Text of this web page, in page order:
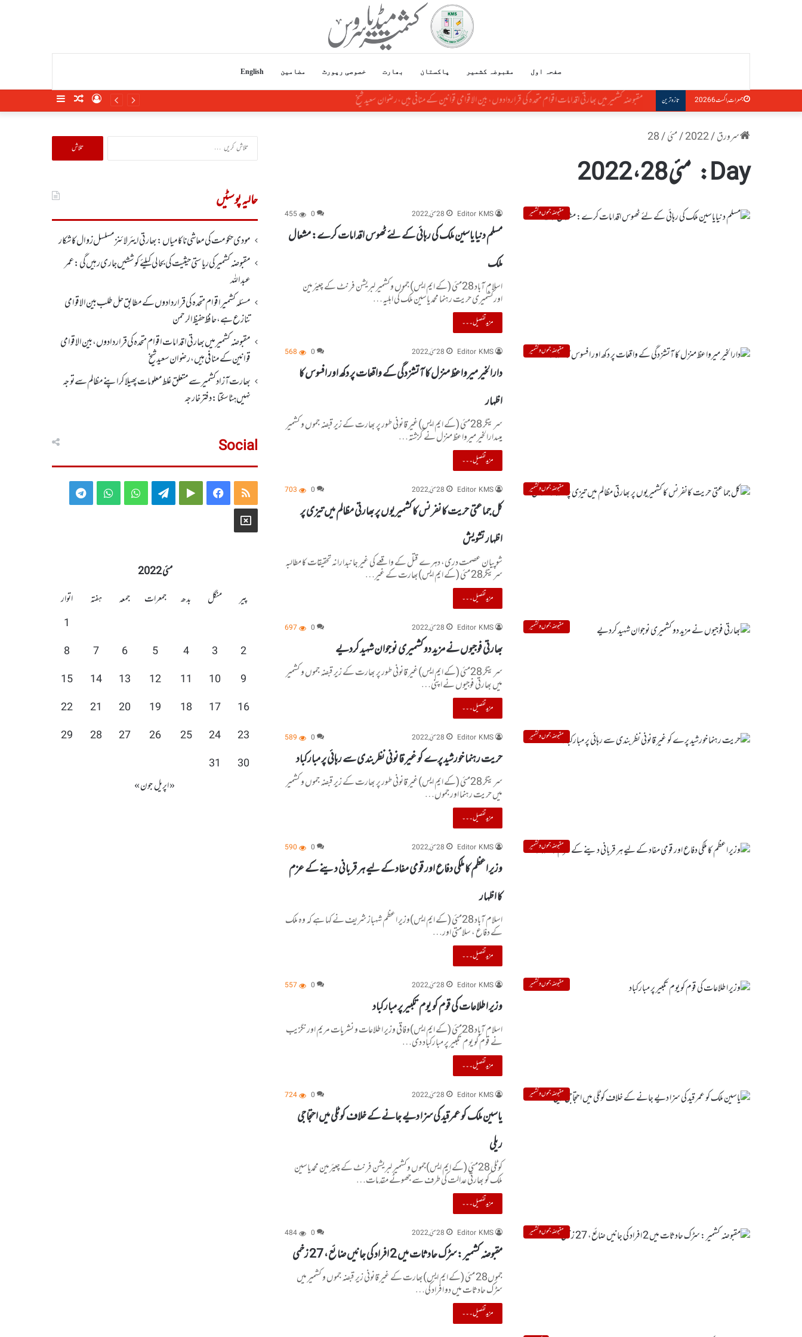
صفحہ اول مقبوضہ کشمیر پاکستان بھارت خصوصی رپورٹ مضامین English
جمعرات, اگست 6 2026 تازہ ترین مقبوضہ کشمیر میں بھارتی اقدامات اقوام متحدہ کی قراردادوں، بین الاقوامی قوانین کے منافی ہیں،رضوان سعید شیخ SidebarRandomLog
سرورق/
2022
/مئی/
28
Day: مئی 28، 2022
مقبوضہ جموں و کشمیر Editor KMS 28 مئی, 2022 0
455
مسلم دنیایاسین ملک کی رہائی کے لئے ٹھوس اقدامات کرے: مشعال
ملک
اسلام آباد 28مئی (کے ایم ایس) جموں وکشمیر لبریشن فرنٹ کے چیئرمین
اورکشمیری حریت رہنما محمد یاسین ملک کی اہلیہ…
مزید تفصیل۔۔۔
مقبوضہ جموں و کشمیر Editor KMS 28 مئی, 2022 0
568
دارالخیر میرواعظ منزل کا آتشزدگی کے واقعات پر دکھ اور افسوس کا
اظہار
سرینگر 28مئی (کے ایم ایس)غیر قانونی طور پر بھارت کے زیر قبضہ جموں و کشمیر
میںدارالخیر میرواعظ منزل نے گزشتہ…
مزید تفصیل۔۔۔
مقبوضہ جموں و کشمیر Editor KMS 28 مئی, 2022 0
703
کل جماعتی حریت کانفرنس کا کشمیریوں پر بھارتی مظالم میں تیزی پر
اظہار تشویش
شوپیان عصمت دری، دہرے قتل کے واقعے کی غیر جانبدارانہ تحقیقات کا مطالبہ
سرینگر28 مئی (کے ایم ایس)بھارت کے غیر…
مزید تفصیل۔۔۔
مقبوضہ جموں و کشمیر Editor KMS 28 مئی, 2022 0
697
بھارتی فوجیوں نے مزید دو کشمیری نوجوان شہید کردیے
سرینگر 28مئی (کے ایم ایس)غیر قانونی طور پر بھارت کے زیر قبضہ جموں و کشمیر
میں بھارتی فوجیوں نے اپنی…
مزید تفصیل۔۔۔
مقبوضہ جموں و کشمیر Editor KMS 28 مئی, 2022 0
589
حریت رہنما خورشید پرے کو غیر قانونی نظربندی سے رہائی پر مبارکباد
سرینگر 28مئی (کے ایم ایس)غیر قانونی طور پر بھارت کے زیر قبضہ جموں و کشمیر
میں حریت رہنما اور جموں…
مزید تفصیل۔۔۔
مقبوضہ جموں و کشمیر Editor KMS 28 مئی, 2022 0
590
وزیر اعظم کا ملکی دفاع اور قومی مفاد کے لیے ہر قربانی دینے کے عزم
کا اظہار
اسلام آباد 28مئی (کے ایم ایس)وزیر اعظم شہباز شریف نے کہا ہے کہ وہ ملک
کے دفاع ، سلامتی اور…
مزید تفصیل۔۔۔
مقبوضہ جموں و کشمیر Editor KMS 28 مئی, 2022 0
557
وزیر اطلاعات کی قوم کو یوم تکبیر پر مبارکباد
اسلام آباد 28مئی (کے ایم ایس)وفاقی وزیر اطلاعات و نشریات مریم اورنگزیب
نے قوم کو یوم تکبیر پر مبارکباد دی…
مزید تفصیل۔۔۔
مقبوضہ جموں و کشمیر Editor KMS 28 مئی, 2022 0
724
یاسین ملک کو عمرقید کی سزا دیے جانے کے خلاف کوٹلی میں احتجاجی
ریلی
کوٹلی 28مئی (کے ایم ایس)جموں وکشمیر لبریشن فرنٹ کے چیئرمین محمدیاسین
ملک کو بھارتی عدالت کی طرف سے جھوٹے مقدمات…
مزید تفصیل۔۔۔
مقبوضہ جموں و کشمیر Editor KMS 28 مئی, 2022 0
484
مقبوضہ کشمیر : سڑک حادثات میں 2 افراد کی جانیں ضائع، 27 زخمی
جموں28 مئی (کے ایم ایس)بھارت کے غیر قانونی زیر قبضہ جموں و کشمیر میں
سڑک حادثات میں دو افراد کی…
مزید تفصیل۔۔۔
تلاش
کریں
حالیہ پوسٹیں
مودی حکومت کی معاشی ناکامیاں: بھارتی ایئرلائنز مسلسل زوال کا شکار
مقبوضہ کشمیر کی ریاستی حیثیت کی بحالی کیلئے کوششیں جاری رہیں گی: عمر
عبداللہ
مسئلہ کشمیر اقوام متحدہ کی قراردادوں کے مطابق حل طلب بین الاقوامی
تنازع ہے، حافظ حفیظ الرحمن
مقبوضہ کشمیر میں بھارتی اقدامات اقوام متحدہ کی قراردادوں، بین الاقوامی
قوانین کے منافی ہیں،رضوان سعید شیخ
بھارت آزاد کشمیر سے متعلق غلط معلومات پھیلا کر اپنے مظالم سے توجہ
نہیں ہٹا سکتا: دفتر خارجہ
Social
RSS
Facebook
Google
Telegram
WhatsApp
WhatsApp
Telegram
X
مئی 2022
پیر
منگل بدھ جمعرات جمعہ ہفتہ
اتوار
1
2
3
4
5
6
7
8
9
10
11
12
13
14
15
16
17
18
19
20
21
22
23
24
25
26
27
28
29
30
31
« اپریلجون »